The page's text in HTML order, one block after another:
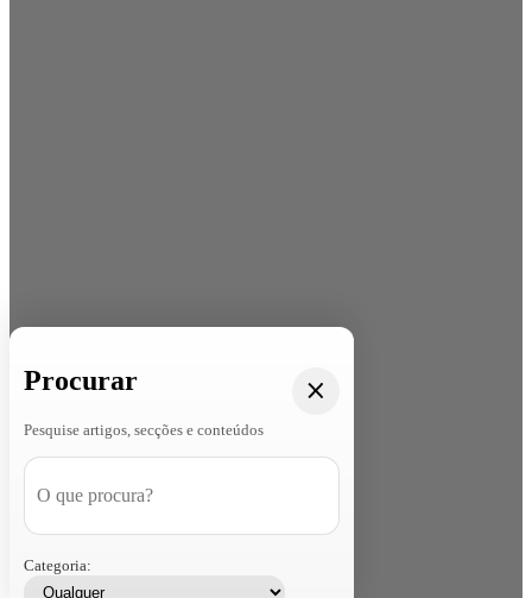
Procurar
Pesquise artigos, secções e conteúdos
Categoria: